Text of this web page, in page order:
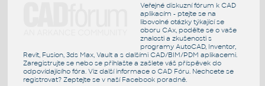
Veřejné diskuzní fórum k CAD
aplikacím - ptejte se na
libovolné otázky týkající se
oboru CAx, podělte se o vaše
znalosti a zkušenosti s
programy AutoCAD, Inventor,
Revit, Fusion, 3ds Max, Vault a s dalšími CAD/BIM/PDM aplikacemi.
Zaregistrujte se nebo se přihlašte a zašlete váš příspěvek do
odpovídajícího fóra. Viz další informace o CAD Fóru. Nechcete se
registrovat? Zeptejte se v naší Facebook poradně.